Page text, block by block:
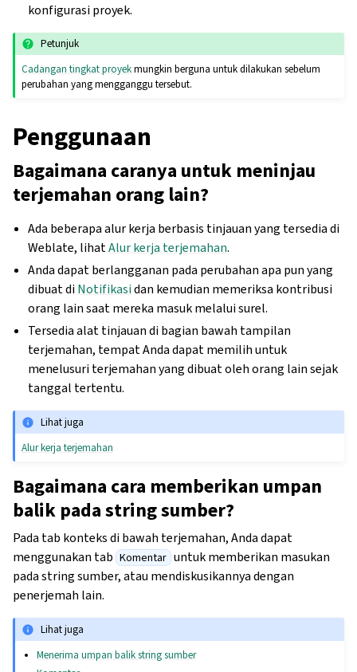
konfigurasi proyek.
Petunjuk
Cadangan tingkat proyekmungkin berguna untuk dilakukan sebelum
perubahan yang mengganggu tersebut.
Penggunaan
Bagaimana caranya untuk meninjau
terjemahan orang lain?
Ada beberapa alur kerja berbasis tinjauan yang tersedia di
Weblate, lihatAlur kerja terjemahan.
Anda dapat berlangganan pada perubahan apa pun yang
dibuat diNotifikasidan kemudian memeriksa kontribusi
orang lain saat mereka masuk melalui surel.
Tersedia alat tinjauan di bagian bawah tampilan
terjemahan, tempat Anda dapat memilih untuk
menelusuri terjemahan yang dibuat oleh orang lain sejak
tanggal tertentu.
Lihat juga
Alur kerja terjemahan
Bagaimana cara memberikan umpan
balik pada string sumber?
Pada tab konteks di bawah terjemahan, Anda dapat
menggunakan tab Komentar untuk memberikan masukan
pada string sumber, atau mendiskusikannya dengan
penerjemah lain.
Lihat juga
Menerima umpan balik string sumber